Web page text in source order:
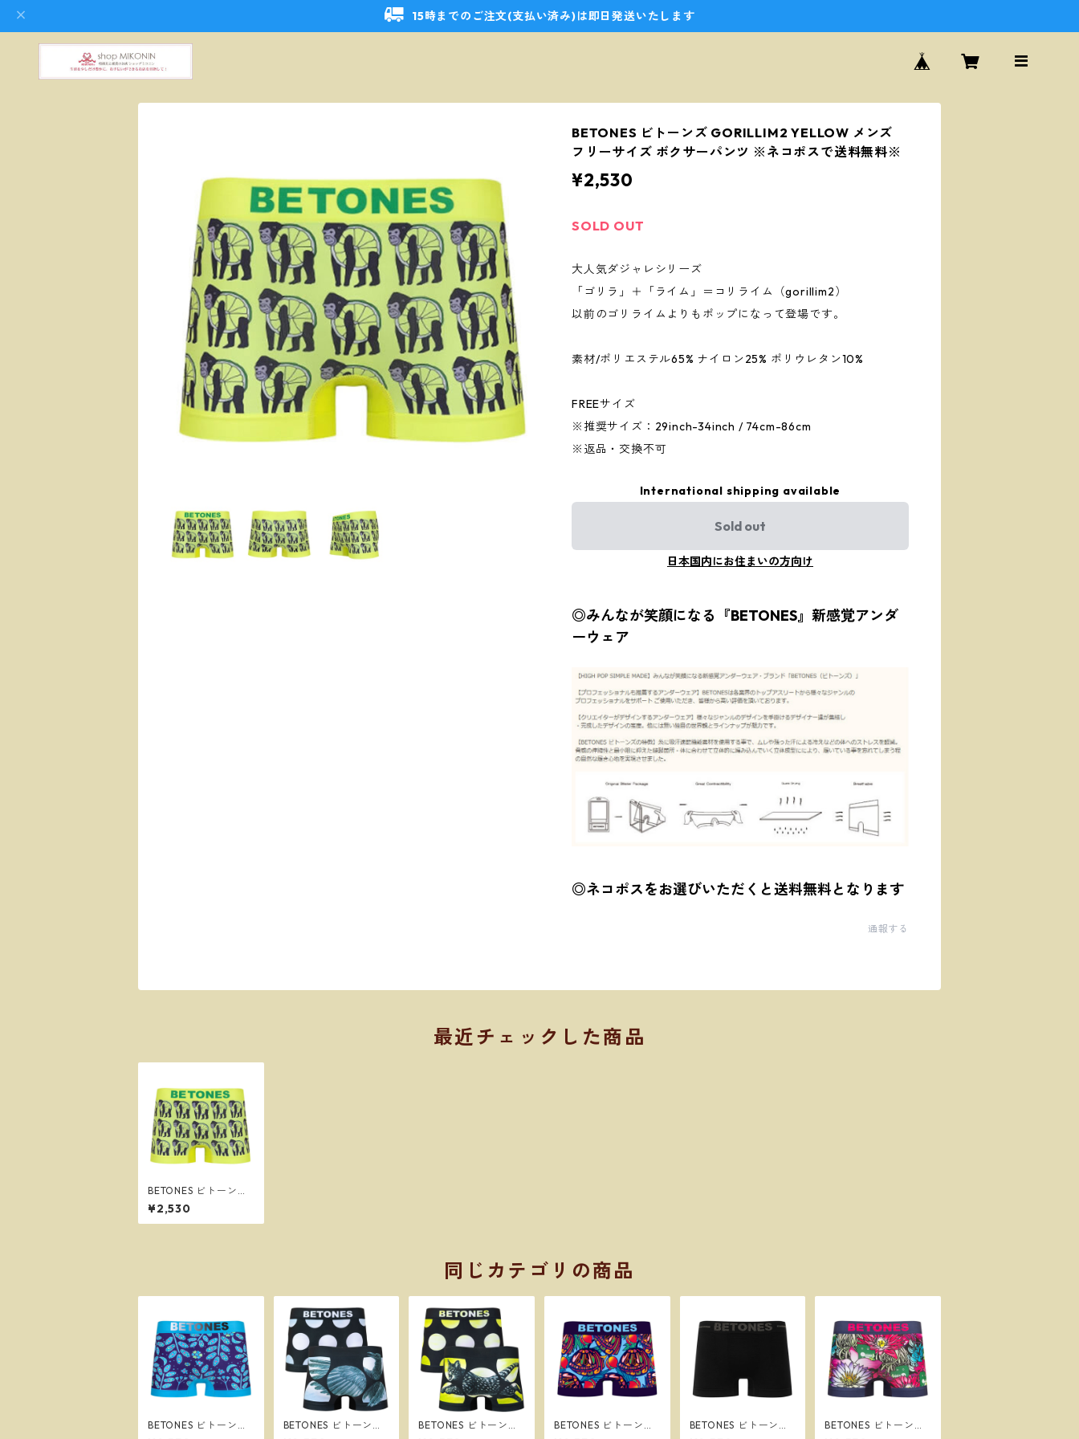
15時までのご注文(支払い済み)は即日発送いたします
BETONES ビトーンズ GORILLIM2 YELLOW メンズ
フリーサイズ ボクサーパンツ ※ネコポスで送料無料※
¥2,530
SOLD OUT
大人気ダジャレシリーズ
「ゴリラ」＋「ライム」＝コリライム（gorillim2）
以前のゴリライムよりもポップになって登場です。
素材/ポリエステル65% ナイロン25% ポリウレタン10%
FREEサイズ
※推奨サイズ：29inch-34inch / 74cm-86cm
※返品・交換不可
International shipping available
Sold out
日本国内にお住まいの方向け
◎みんなが笑顔になる『BETONES』新感覚アンダ
ーウェア
◎ネコポスをお選びいただくと送料無料となります
通報する
最近チェックした商品
BETONES ビトーンズ
GORILLIM2 YELLOW
メンズ フリーサイズ
ボクサーパンツ ※ネコ
¥2,530
同じカテゴリの商品
BETONES ビトーンズ
BETONES ビトーンズ
BETONES ビトーンズ
BETONES ビトーンズ
BETONES ビトーンズ
BETONES ビトーンズ